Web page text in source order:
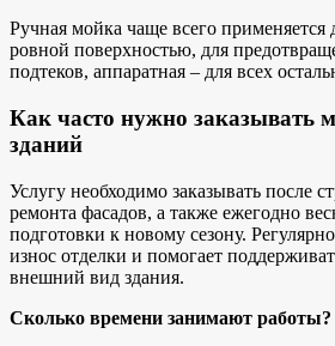
Ручная мойка чаще всего применяется
ровной поверхностью, для
подтеков, аппаратная – для всех
Как часто нужно заказывать
зданий
Услугу необходимо заказывать после
ремонта фасадов, а также ежегодно
подготовки к новому сезону.
износ отделки и помогает
внешний вид здания.
Сколько времени занимают работы?